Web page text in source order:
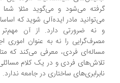
می‌شود و می‌گوید مثلا شما به
مادر ایده‌آلی شوید که اساسا به
ضرورتی دارد. از آن مهم‌تر این
را نه به عنوان اموری
فردی، معرفی می‌کند که متاثر از
فردی و در یک کلام مسائلی غیر
ساختاری در جامعه ندارد.